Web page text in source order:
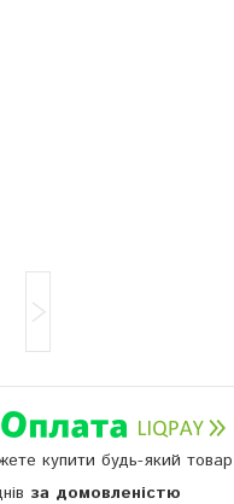
купити будь-який
за домовленістю